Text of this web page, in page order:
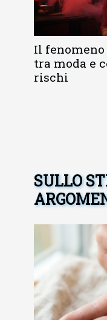
Il
tra moda e
rischi
SULLO